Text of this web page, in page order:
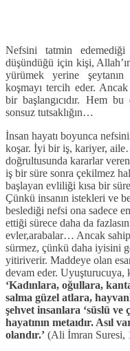
Nefsini tatmin
düşündüğü için kişi,
yürümek yerine
koşmayı tercih eder. Ancak
bir başlangıcıdır. Hem
sonsuz tutsaklığın…
İnsan hayatı boyunca
koşar. İyi bir iş, kariyer,
doğrultusunda kararlar
iş bir süre sonra çekilmez
başlayan evliliği kısa bir
Çünkü insanın istekleri ve
beslediği nefsi ona sadece
ettiği sürece daha da
evler,arabalar… Ancak
sürmez, çünkü daha iyisini
yitiriverir. Maddeye olan
devam eder. Uyuşturucuya,
‘Kadınlara, oğullara,
salma güzel atlara,
şehvet insanlara ‘süslü ve
hayatının metaıdır. Asıl
olandır.’ (Ali İmran Suresi,